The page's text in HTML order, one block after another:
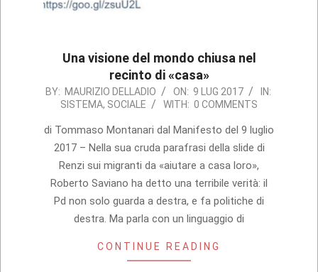
Una visione del mondo chiusa nel
recinto di «casa»
2017-
09
BY: MAURIZIO DELLADIO ON: 9 LUG 2017
IN:
SISTEMA, SOCIALE WITH: 0 COMMENTS
di Tommaso Montanari dal Manifesto del 9 luglio
2017 – Nella sua cruda parafrasi della slide di
Renzi sui migranti da «aiutare a casa loro»,
Roberto Saviano ha detto una terribile verità: il
Pd non solo guarda a destra, e fa politiche di
destra. Ma parla con un linguaggio di
CONTINUE READING